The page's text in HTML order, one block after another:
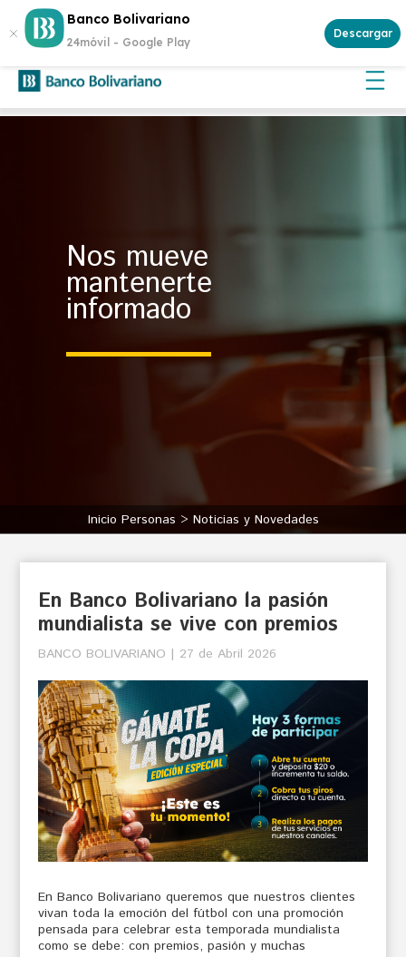
Banco Bolivariano
24móvil - Google Play
Descargar
¿Buscas invertir con seguridad? Genera rentabilidad con un
Certificado de Depósito
Nos mueve
mantenerte
informado
Inicio Personas Noticias y Novedades
En Banco Bolivariano la pasión
mundialista se vive con premios
BANCO BOLIVARIANO | 27 de Abril 2026
En Banco Bolivariano queremos que nuestros clientes
vivan toda la emoción del fútbol con una promoción
pensada para celebrar esta temporada mundialista
como se debe: con premios, pasión y muchas